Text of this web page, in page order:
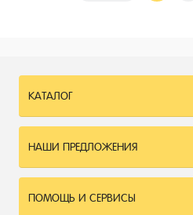
КАТАЛОГ
НАШИ ПРЕДЛОЖЕНИЯ
ПОМОЩЬ И СЕРВИСЫ